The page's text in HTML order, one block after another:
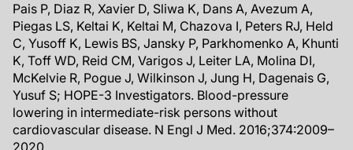
Pais P, Diaz R, Xavier D, Sliwa K, Dans A, Avezum A,
Piegas LS, Keltai K, Keltai M, Chazova I, Peters RJ, Held
C, Yusoff K, Lewis BS, Jansky P, Parkhomenko A, Khunti
K, Toff WD, Reid CM, Varigos J, Leiter LA, Molina DI,
McKelvie R, Pogue J, Wilkinson J, Jung H, Dagenais G,
Yusuf S; HOPE-3 Investigators. Blood-pressure
lowering in intermediate-risk persons without
cardiovascular disease. N Engl J Med. 2016;374:2009–
2020.